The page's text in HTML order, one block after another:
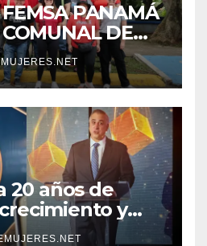
PANAMÁ
DE
LIMPIEZA
EL
LOS ESPACIOS
20 años de
y
Panamá